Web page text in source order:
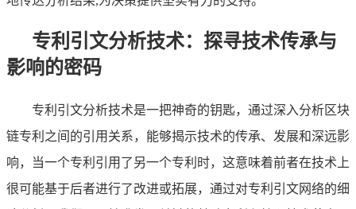
专利引文分析技术：探寻技术传承与
影响的密码
专利引文分析技术是一把神奇的钥匙，通过深入分析区块
链专利之间的引用关系，能够揭示技术的传承、发展和深远影
响，当一个专利引用了另一个专利时，这意味着前者在技术上
很可能基于后者进行了改进或拓展，通过对专利引文网络的细